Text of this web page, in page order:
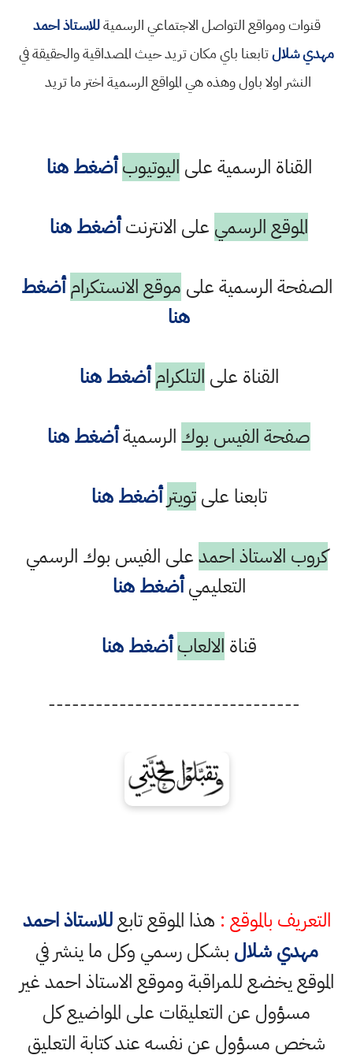
قنوات ومواقع التواصل الاجتماعي الرسميةللاستاذ احمد
مهدي شلالتابعنا باي مكان تريد حيث المصداقية والحقيقة في
النشر اولا باول وهذه هي المواقع الرسمية اختر ما تريد
القناة الرسمية على اليوتيوب أضغط هنا
الموقع الرسمي على الانترنتأضغط هنا
الصفحة الرسمية على موقع الانستكرام أضغط
هنا
القناة على التلكرام أضغط هنا
صفحة الفيس بوك الرسميةأضغط هنا
تابعنا علىتويتر أضغط هنا
كروب الاستاذ احمدعلى الفيس بوك الرسمي
التعليميأضغط هنا
قناة الالعاب أضغط هنا
--------------------------------
التعريف بالموقع : هذا الموقع تابعللاستاذ احمد
مهدي شلال بشكل رسمي وكل ما ينشر في
الموقع يخضع للمراقبة وموقع الاستاذ احمد غير
مسؤول عن التعليقات على المواضيع كل
شخص مسؤول عن نفسه عند كتابة التعليق